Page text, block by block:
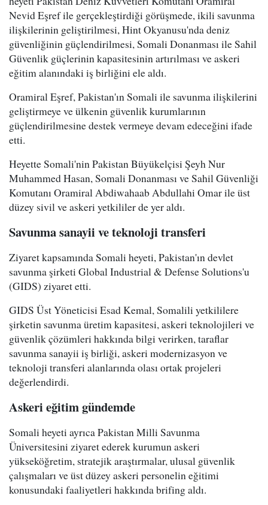
Nevid Eşref ile gerçekleştirdiği görüşmede, ikili savunma
ilişkilerinin geliştirilmesi, Hint Okyanusu'nda deniz
güvenliğinin güçlendirilmesi, Somali Donanması ile Sahil
Güvenlik güçlerinin kapasitesinin artırılması ve askeri
eğitim alanındaki iş birliğini ele aldı.
Oramiral Eşref, Pakistan'ın Somali ile savunma ilişkilerini
geliştirmeye ve ülkenin güvenlik kurumlarının
güçlendirilmesine destek vermeye devam edeceğini ifade
etti.
Heyette Somali'nin Pakistan Büyükelçisi Şeyh Nur
Muhammed Hasan, Somali Donanması ve Sahil Güvenliği
Komutanı Oramiral Abdiwahaab Abdullahi Omar ile üst
düzey sivil ve askeri yetkililer de yer aldı.
Savunma sanayii ve teknoloji transferi
Ziyaret kapsamında Somali heyeti, Pakistan'ın devlet
savunma şirketi Global Industrial & Defense Solutions'u
(GIDS) ziyaret etti.
GIDS Üst Yöneticisi Esad Kemal, Somalili yetkililere
şirketin savunma üretim kapasitesi, askeri teknolojileri ve
güvenlik çözümleri hakkında bilgi verirken, taraflar
savunma sanayii iş birliği, askeri modernizasyon ve
teknoloji transferi alanlarında olası ortak projeleri
değerlendirdi.
Askeri eğitim gündemde
Somali heyeti ayrıca Pakistan Milli Savunma
Üniversitesini ziyaret ederek kurumun askeri
yükseköğretim, stratejik araştırmalar, ulusal güvenlik
çalışmaları ve üst düzey askeri personelin eğitimi
konusundaki faaliyetleri hakkında brifing aldı.